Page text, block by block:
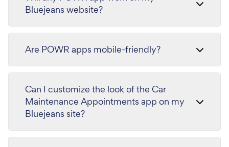
Bluejeans website?
Are POWR apps mobile-friendly?
Can I customize the look of the Car
Maintenance Appointments app on my
Bluejeans site?